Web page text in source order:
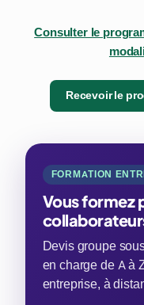
Consulter le
Recevoir le
FORMATION
Vous formez
Devis groupe
en charge de A à
entreprise, à